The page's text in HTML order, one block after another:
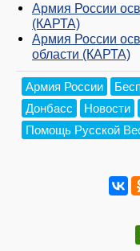
Армия России
(КАРТА)
Армия России
области (КАРТА)
Армия России
Донбасс
Новости
Помощь Русской